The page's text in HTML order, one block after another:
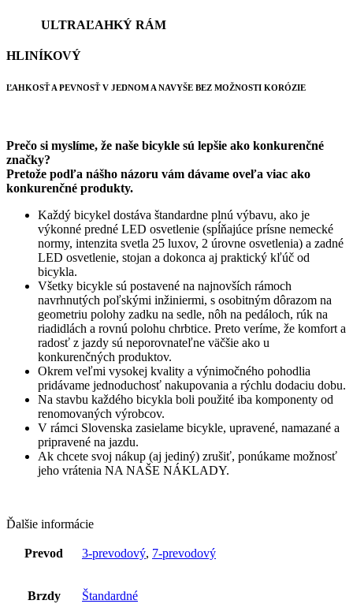
ULTRAĽAHKÝ RÁM
HLINÍKOVÝ
ĽAHKOSŤ A PEVNOSŤ V JEDNOM A NAVYŠE BEZ MOŽNOSTI KORÓZIE
Prečo si myslíme, že naše bicykle sú lepšie ako konkurenčné
značky?
Pretože podľa nášho názoru vám dávame oveľa viac ako
konkurenčné produkty.
Každý bicykel dostáva štandardne plnú výbavu, ako je
výkonné predné LED osvetlenie (spĺňajúce prísne nemecké
normy, intenzita svetla 25 luxov, 2 úrovne osvetlenia) a zadné
LED osvetlenie, stojan a dokonca aj praktický kľúč od
bicykla.
Všetky bicykle sú postavené na najnovších rámoch
navrhnutých poľskými inžiniermi, s osobitným dôrazom na
geometriu polohy zadku na sedle, nôh na pedáloch, rúk na
riadidlách a rovnú polohu chrbtice. Preto veríme, že komfort a
radosť z jazdy sú neporovnateľne väčšie ako u
konkurenčných produktov.
Okrem veľmi vysokej kvality a výnimočného pohodlia
pridávame jednoduchosť nakupovania a rýchlu dodaciu dobu.
Na stavbu každého bicykla boli použité iba komponenty od
renomovaných výrobcov.
V rámci Slovenska zasielame bicykle, upravené, namazané a
pripravené na jazdu.
Ak chcete svoj nákup (aj jediný) zrušiť, ponúkame možnosť
jeho vrátenia NA NAŠE NÁKLADY.
Ďalšie informácie
Prevod 3-prevodový, 7-prevodový
Brzdy Štandardné